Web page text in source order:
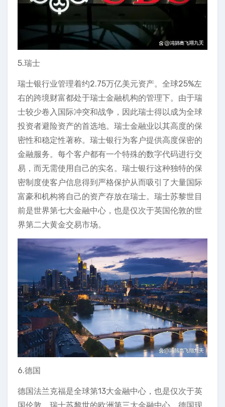
5.瑞士
瑞士银行业管理着约2.75万亿美元资产。全球25%左
右的跨境财富都处于瑞士金融机构的管理下。由于瑞
士较少卷入国际冲突和战争，因此瑞士得以成为全球
投资者避险资产的首选地。瑞士金融业以其高度的保
密性和稳定性著称。瑞士银行为客户提供高度保密的
金融服务。每个客户都有一个特殊的数字代码进行交
易，而无需使用自己的实名。瑞士银行这种独特的保
密制度使客户信息得到严格保护从而吸引了大量国际
富豪和机构将自己的资产存放在瑞士。瑞士苏黎世目
前是世界第七大金融中心，也是仅次于英国伦敦的世
界第二大黄金交易市场。
6.德国
德国法兰克福是全球第13大金融中心，也是仅次于英